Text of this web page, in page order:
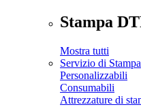
Stampa
Mostra tutti
Servizio di Stampa
Personalizzabili
Consumabili
Attrezzature di